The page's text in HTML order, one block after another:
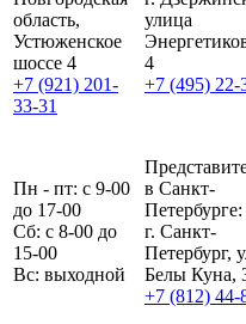
область,
Устюженское
шоссе 4
+7 (921) 201-
33-31
улица
4
+7 (495) 22-
Пн - пт: с 9-00
до 17-00
Сб: с 8-00 до
15-00
Вс: выходной
в Санкт-
Петербурге:
г. Санкт-
Петербург,
Белы Куна,
+7 (812) 44-